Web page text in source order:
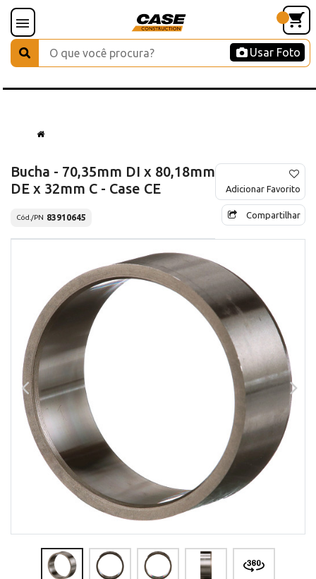
Usar Foto
Bucha - 70,35mm DI x 80,18mm
DE x 32mm C - Case CE
Cód./PN 83910645
Adicionar Favorito
Compartilhar